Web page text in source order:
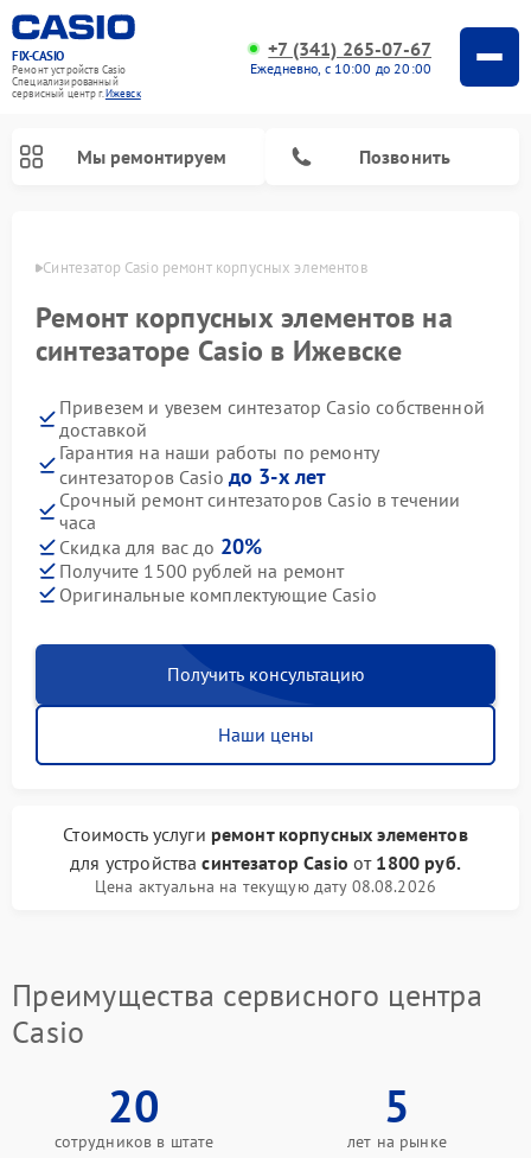
FIX-CASIO
Ремонт устройств Casio
Специализированный
cервисный центр г.Ижевск
+7 (341) 265-07-67
Ежедневно, с 10:00 до 20:00
Мы ремонтируем Позвонить
Синтезатор Casio ремонт корпусных элементов
Ремонт корпусных элементов на
синтезаторе Casio в Ижевске
Привезем и увезем синтезатор Casio собственной
доставкой
Гарантия на наши работы по ремонту
синтезаторов Casio до 3-х лет
Срочный ремонт синтезаторов Casio в течении
часа
Скидка для вас до 20%
Получите 1500 рублей на ремонт
Оригинальные комплектующие Casio
Получить консультацию
Наши цены
Стоимость услуги ремонт корпусных элементов
для устройствасинтезатор Casio от 1800 руб.
Цена актуальна на текущую дату 08.08.2026
Преимущества сервисного центра
Casio
20
сотрудников в штате
5
лет на рынке